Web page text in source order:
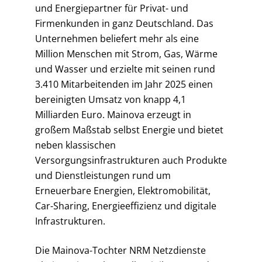
und Energiepartner für Privat- und
Firmenkunden in ganz Deutschland. Das
Unternehmen beliefert mehr als eine
Million Menschen mit Strom, Gas, Wärme
und Wasser und erzielte mit seinen rund
3.410 Mitarbeitenden im Jahr 2025 einen
bereinigten Umsatz von knapp 4,1
Milliarden Euro. Mainova erzeugt in
großem Maßstab selbst Energie und bietet
neben klassischen
Versorgungsinfrastrukturen auch Produkte
und Dienstleistungen rund um
Erneuerbare Energien, Elektromobilität,
Car-Sharing, Energieeffizienz und digitale
Infrastrukturen.
Die Mainova-Tochter NRM Netzdienste